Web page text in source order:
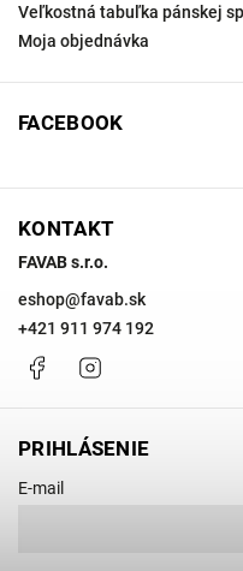
Veľkostná tabuľka pánskej
Moja objednávka
FACEBOOK
KONTAKT
FAVAB s.r.o.
eshop@favab.sk
+421 911 974 192
Facebook
PRIHLÁSENIE
E-mail